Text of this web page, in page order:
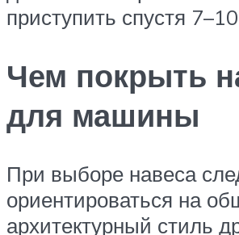
приступить спустя
Чем покрыть
для машины
При выборе навеса
ориентироваться на
архитектурный стиль